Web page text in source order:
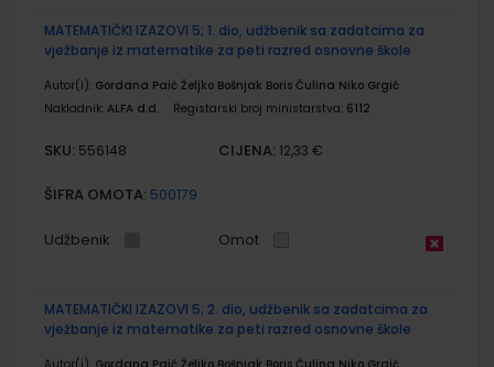
MATEMATIČKI IZAZOVI 5; 1. dio, udžbenik sa zadatcima za
vježbanje iz matematike za peti razred osnovne škole
Autor(i): Gordana Paić Željko Bošnjak Boris Čulina Niko Grgić
Nakladnik: ALFA d.d. Registarski broj ministarstva: 6112
SKU: 556148 CIJENA: 12,33 €
ŠIFRA OMOTA: 500179
Udžbenik Omot
MATEMATIČKI IZAZOVI 5; 2. dio, udžbenik sa zadatcima za
vježbanje iz matematike za peti razred osnovne škole